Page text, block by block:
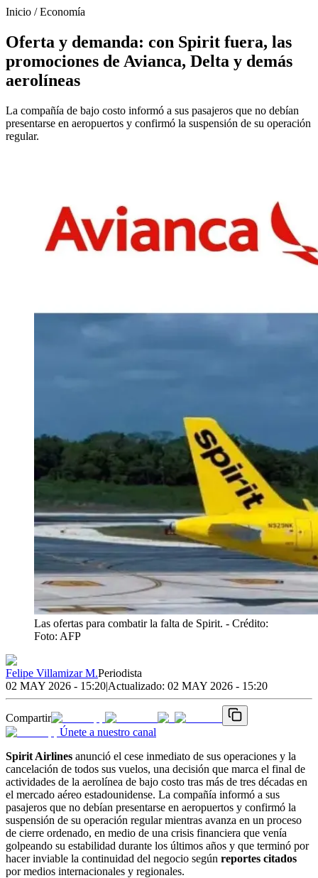
Inicio /Economía
Oferta y demanda: con Spirit fuera, las
promociones de Avianca, Delta y demás
aerolíneas
La compañía de bajo costo informó a sus pasajeros que no debían
presentarse en aeropuertos y confirmó la suspensión de su operación
regular.
Las ofertas para combatir la falta de Spirit. - Crédito:
Foto: AFP
Felipe Villamizar M.Periodista
02 MAY 2026 - 15:20|Actualizado: 02 MAY 2026 - 15:20
Compartir
Únete a nuestro canal
Spirit Airlines anunció el cese inmediato de sus operaciones y la
cancelación de todos sus vuelos, una decisión que marca el final de
actividades de la aerolínea de bajo costo tras más de tres décadas en
el mercado aéreo estadounidense. La compañía informó a sus
pasajeros que no debían presentarse en aeropuertos y confirmó la
suspensión de su operación regular mientras avanza en un proceso
de cierre ordenado, en medio de una crisis financiera que venía
golpeando su estabilidad durante los últimos años y que terminó por
hacer inviable la continuidad del negocio según reportes citados
por medios internacionales y regionales.